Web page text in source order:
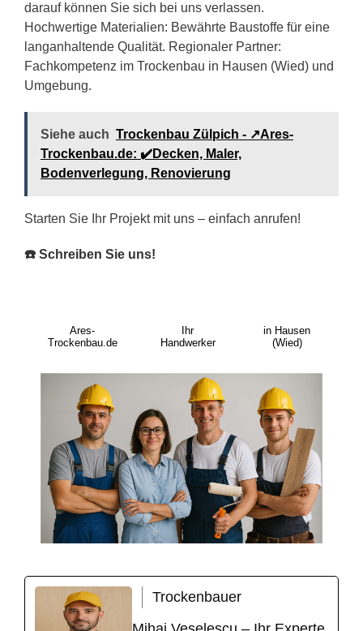
darauf können Sie sich bei uns verlassen.
Hochwertige Materialien: Bewährte Baustoffe für eine
langanhaltende Qualität. Regionaler Partner:
Fachkompetenz im Trockenbau in Hausen (Wied) und
Umgebung.
Siehe auch Trockenbau Zülpich - ↗️Ares-
Trockenbau.de: ✔️Decken, Maler,
Bodenverlegung, Renovierung
Starten Sie Ihr Projekt mit uns – einfach anrufen!
☎️ Schreiben Sie uns!
Ares-
Trockenbau.de
Ihr
Handwerker
in Hausen
(Wied)
Trockenbauer